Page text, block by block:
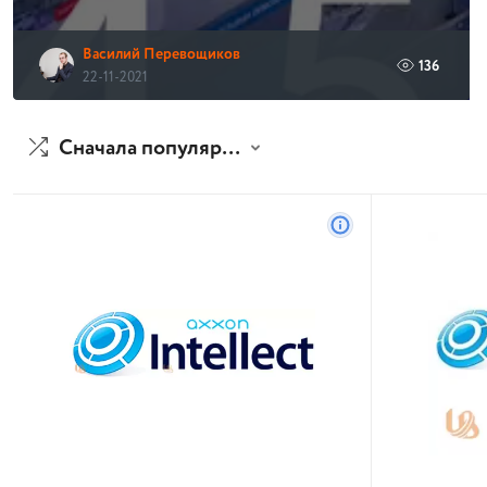
Василий Перевощиков
22-11-2021
136
Сначала популярные